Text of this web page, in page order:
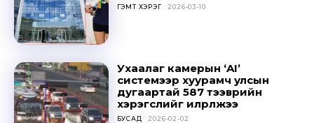
ГЭМТ ХЭРЭГ 2026-03-10
Ухаалаг камерын ‘AI’
системээр хуурамч улсын
дугаартай 587 тээврийн
хэрэгслийг илрүүлжээ
БУСАД 2026-02-02